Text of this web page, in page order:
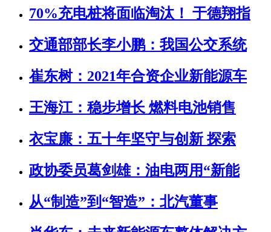
70%充电桩将面临淘汰！ 于德翔指
交通部部长李小鹏：我国公交系统
崔东树：2021年合资企业新能源车
王海江：稳步增长 燃料电池销售
衣宝廉：五十年坚守与创新 探索
政协委员葛剑雄：油电两用“新能
从“制造”到“智造”：北汽董事